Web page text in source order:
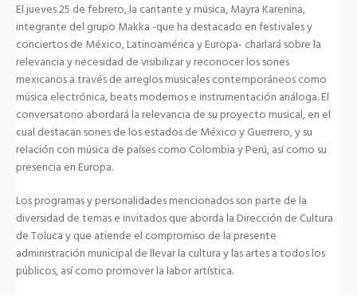
El jueves 25 de febrero, la cantante y música, Mayra Karenina,
integrante del grupo Makka -que ha destacado en festivales y
conciertos de México, Latinoamérica y Europa- charlará sobre la
relevancia y necesidad de visibilizar y reconocer los sones
mexicanos a través de arreglos musicales contemporáneos como
música electrónica, beats modernos e instrumentación análoga. El
conversatorio abordará la relevancia de su proyecto musical, en el
cual destacan sones de los estados de México y Guerrero, y su
relación con música de países como Colombia y Perú, así como su
presencia en Europa.
Los programas y personalidades mencionados son parte de la
diversidad de temas e invitados que aborda la Dirección de Cultura
de Toluca y que atiende el compromiso de la presente
administración municipal de llevar la cultura y las artes a todos los
públicos, así como promover la labor artística.